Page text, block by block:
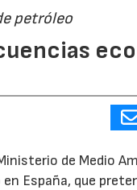
petróleo
de Medio
España, que